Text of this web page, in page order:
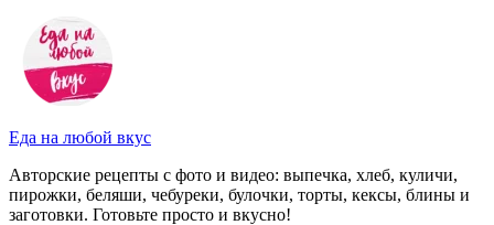
Перейти
содержимому
Еда на любой вкус
Авторские рецепты с фото и видео: выпечка, хлеб, куличи,
пирожки, беляши, чебуреки, булочки, торты, кексы, блины и
заготовки. Готовьте просто и вкусно!